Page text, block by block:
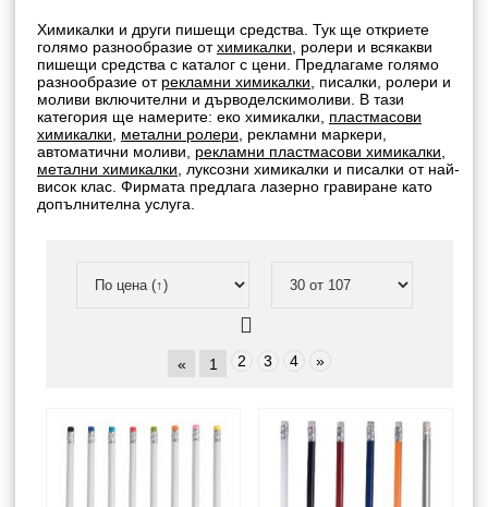
Химикалки и други пишещи средства. Тук ще откриете
голямо разнообразие отхимикалки , ролери и всякакви
пишещи средства с каталог с цени. Предлагаме голямо
разнообразие от рекламни химикалки , писалки, ролери и
моливи включителни и дърводелскимоливи. В тази
категория ще намерите: еко химикалки, пластмасови
химикалки
метални ролери , рекламни маркери,
автоматични моливи, рекламни пластмасови химикалки
метални химикалки , луксозни химикалки и писалки от най-
висок клас. Фирмата предлага лазерно гравиране като
допълнителна услуга.
« 1 2 3 4 »